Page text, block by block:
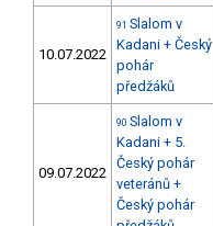
10.07.2022
91 Slalom v
Kadani + Český
pohár
předžáků
09.07.2022
90 Slalom v
Kadani + 5.
Český pohár
veteránů +
Český pohár